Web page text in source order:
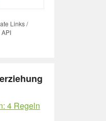
Links /
4 Regeln